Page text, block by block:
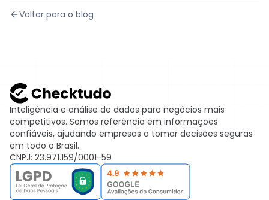
Voltar para o blog
Inteligência e análise de dados para negócios mais
competitivos. Somos referência em informações
confiáveis, ajudando empresas a tomar decisões seguras
em todo o Brasil.
CNPJ: 23.971.159/0001-59